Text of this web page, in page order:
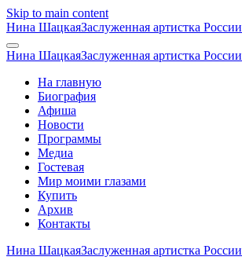
Skip to main content
Нина ШацкаяЗаслуженная артистка России
Нина ШацкаяЗаслуженная артистка России
На главную
Биография
Афиша
Новости
Программы
Медиа
Гостевая
Мир моими глазами
Купить
Архив
Контакты
Нина ШацкаяЗаслуженная артистка России